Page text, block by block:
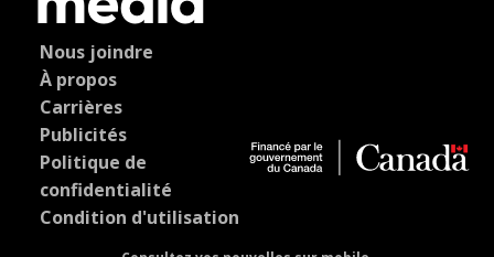
Nous joindre
À propos
Carrières
Publicités
Politique de
confidentialité
Condition d'utilisation